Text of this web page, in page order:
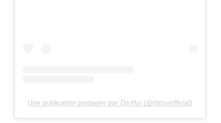
Une publication partagée par Da Hui (@dahuiofficial)